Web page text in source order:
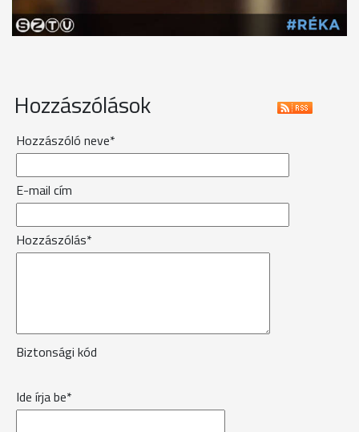
Hozzászólások
Hozzászóló neve*
E-mail cím
Hozzászólás*
Biztonsági kód
Ide írja be*